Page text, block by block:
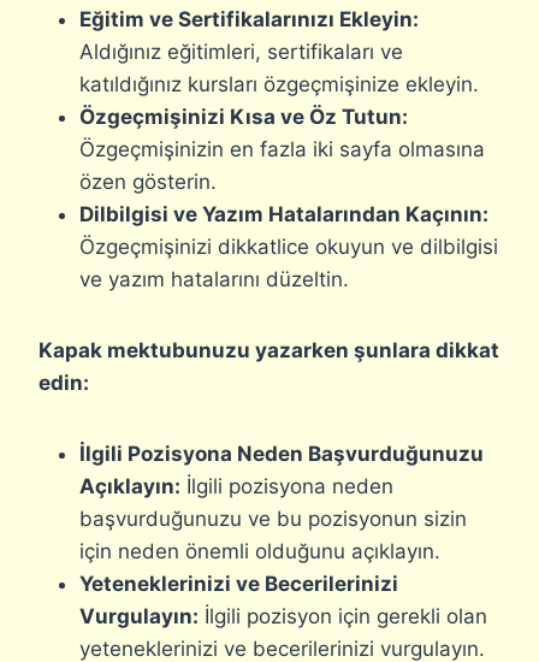
Eğitim ve Sertifikalarınızı Ekleyin:
Aldığınız eğitimleri, sertifikaları ve
katıldığınız kursları özgeçmişinize ekleyin.
Özgeçmişinizi Kısa ve Öz Tutun:
Özgeçmişinizin en fazla iki sayfa olmasına
özen gösterin.
Dilbilgisi ve Yazım Hatalarından Kaçının:
Özgeçmişinizi dikkatlice okuyun ve dilbilgisi
ve yazım hatalarını düzeltin.
Kapak mektubunuzu yazarken şunlara dikkat
edin:
İlgili Pozisyona Neden Başvurduğunuzu
Açıklayın: İlgili pozisyona neden
başvurduğunuzu ve bu pozisyonun sizin
için neden önemli olduğunu açıklayın.
Yeteneklerinizi ve Becerilerinizi
Vurgulayın: İlgili pozisyon için gerekli olan
yeteneklerinizi ve becerilerinizi vurgulayın.